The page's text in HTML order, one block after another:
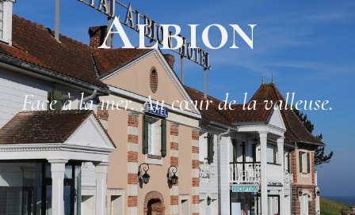
Albion
Face à la mer. Au cœur de la valleuse.